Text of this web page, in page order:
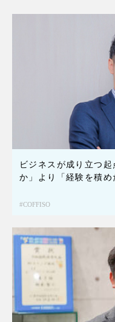
ビジネスが成り立つ
か」より「経験を積
COFFISO